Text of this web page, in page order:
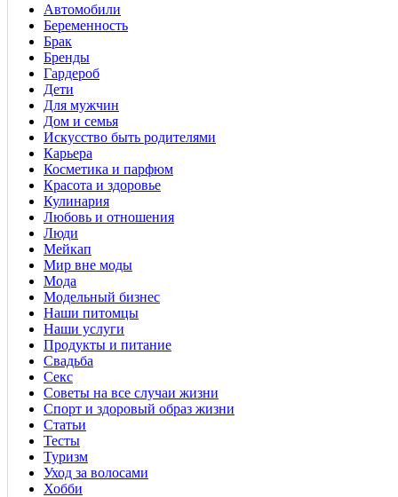
Автомобили
Беременность
Брак
Бренды
Гардероб
Дети
Для мужчин
Дом и семья
Искусство быть родителями
Карьера
Косметика и парфюм
Красота и здоровье
Кулинария
Любовь и отношения
Люди
Мейкап
Мир вне моды
Мода
Модельный бизнес
Наши питомцы
Наши услуги
Продукты и питание
Свадьба
Секс
Советы на все случаи жизни
Спорт и здоровый образ жизни
Статьи
Тесты
Туризм
Уход за волосами
Хобби